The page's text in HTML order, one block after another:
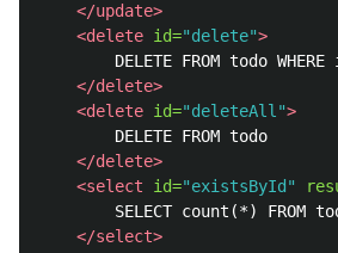
</update>
<delete id="delete">
</delete>
<delete id="deleteAll">
</delete>
<select
id="existsById"
</select>